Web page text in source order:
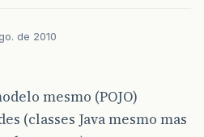
de 2010
mesmo (POJO)
(classes Java mesmo mas